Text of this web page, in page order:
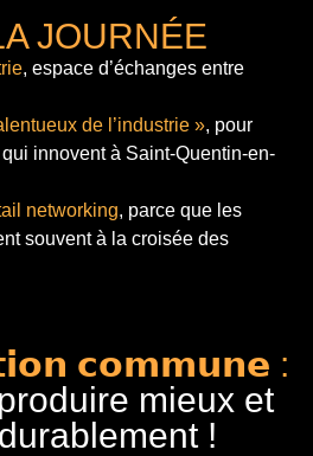
JOURNÉE
, espace d’échanges entre
de l’industrie », pour
innovent à Saint-Quentin-en-
networking, parce que les
souvent à la croisée des
𝗰𝗼𝗺𝗺𝘂𝗻𝗲 :
mieux et
!